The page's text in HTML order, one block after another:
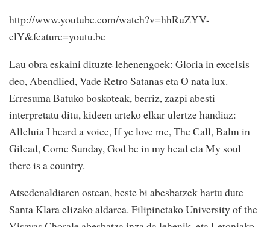
http://www.youtube.com/watch?v=hhRuZYV-
elY&feature=youtu.be
Lau obra eskaini dituzte lehenengoek: Gloria in excelsis
deo, Abendlied, Vade Retro Satanas eta O nata lux.
Erresuma Batuko boskoteak, berriz, zazpi abesti
interpretatu ditu, kideen arteko elkar ulertze handiaz:
Alleluia I heard a voice, If ye love me, The Call, Balm in
Gilead, Come Sunday, God be in my head eta My soul
there is a country.
Atsedenaldiaren ostean, beste bi abesbatzek hartu dute
Santa Klara elizako aldarea. Filipinetako University of the